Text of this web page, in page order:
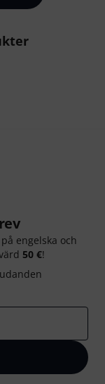
engelska och
50 €!